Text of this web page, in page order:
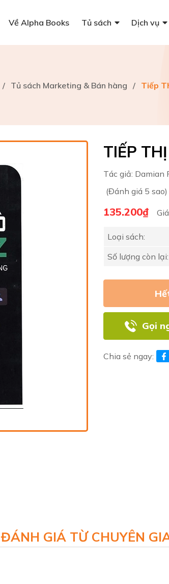
Về Alpha Books Tủ sách Dịch vụ
/ Tủ sách Marketing & Bán hàng / Tiếp
TIẾP
Tác giả: Damian
(Đánh giá 5 sao)
135.200₫
Loại sách:
Số lượng còn lại:
Gọi
Chia sẻ ngay:
ĐÁNH GIÁ TỪ CHUYÊN